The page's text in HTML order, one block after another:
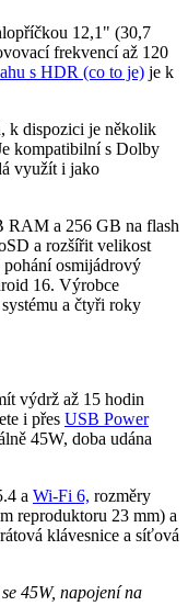
12,1" (30,7
frekvencí až 120
s HDR (co to je) je k
k dispozici je několik
kompatibilní s Dolby
využít i jako
RAM a 256 GB na flash
a rozšířit velikost
osmijádrový
16. Výrobce
a čtyři roky
výdrž až 15 hodin
i přes USB Power
45W, doba udána
a Wi-Fi 6, rozměry
reproduktoru 23 mm) a
klávesnice a síťová
45W, napojení na